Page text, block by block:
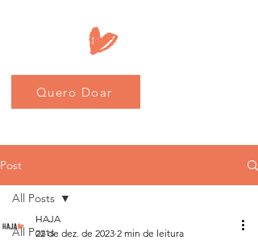
Quero Doar
Post
All Posts
All Posts
HAJA
22 de dez. de 2023 2 min de leitura